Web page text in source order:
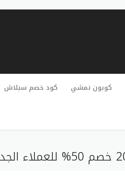
كوبون نمشي كود خصم سبلاش